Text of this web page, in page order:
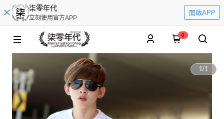
柒零年代
立刻使用官方APP
開啟APP
0
1/1